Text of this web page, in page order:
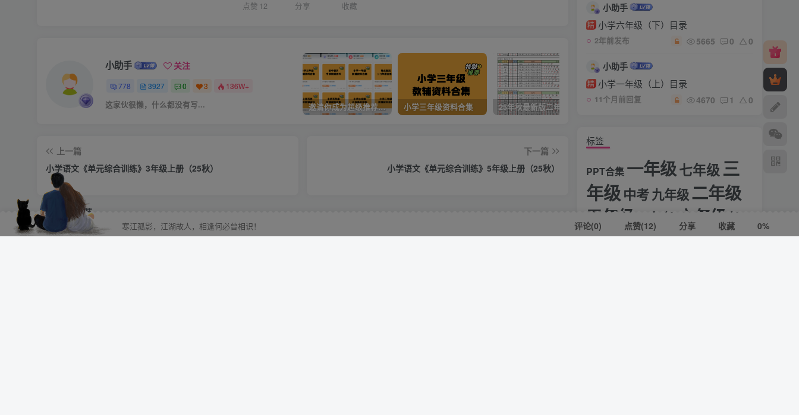
点赞 12 分享 收藏
小助手 关注
778 3927 0 3 136W+
这家伙很懒，什么都没有写... 邀请你成为超级推荐官，轻松实现月入过万 小学三年级资料合集
上一篇
小学语文《单元综合训练》3年级上册（25秋）
下一篇
小学语文《单元综合训练》5年级上册（25秋）
相关推荐
小助手
精 小学六年级（下）目录
2年前发布 5665 0 0
小助手
精 小学一年级（上）目录
11个月前回复 4670 1 0
标签
PPT合集 一年级七年级 三
年级中考九年级二年级
五年级八年级 六年级 初
中合集
四年级
寒江孤影，江湖故人，相逢何必曾相识！ 评论(0) 点赞(12) 分享 收藏 0%